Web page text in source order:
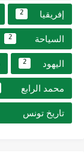
إفريقيا 2
السياحة 2
اليهود 2
محمد الرابع
تاريخ تونس